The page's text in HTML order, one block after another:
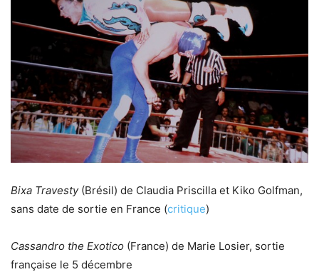
Bixa Travesty(Brésil) de Claudia Priscilla et Kiko Golfman,
sans date de sortie en France (critique)
Cassandro the Exotico (France) de Marie Losier, sortie
française le 5 décembre